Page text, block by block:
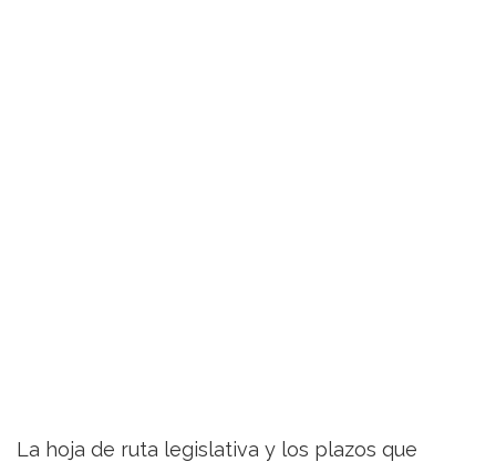
La hoja de ruta legislativa y los plazos que